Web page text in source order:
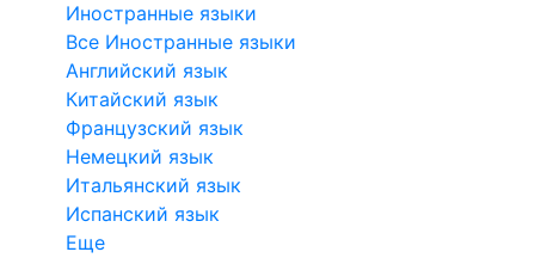
Иностранные языки
Все Иностранные языки
Английский язык
Китайский язык
Французский язык
Немецкий язык
Итальянский язык
Испанский язык
Еще